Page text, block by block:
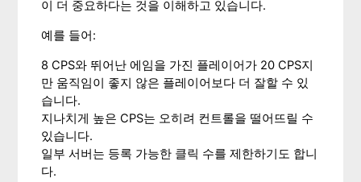
이 더 중요하다는 것을 이해하고 있습니다.
예를 들어:
8 CPS와 뛰어난 에임을 가진 플레이어가 20 CPS지
만 움직임이 좋지 않은 플레이어보다 더 잘할 수 있
습니다.
지나치게 높은 CPS는 오히려 컨트롤을 떨어뜨릴 수
있습니다.
일부 서버는 등록 가능한 클릭 수를 제한하기도 합니
다.